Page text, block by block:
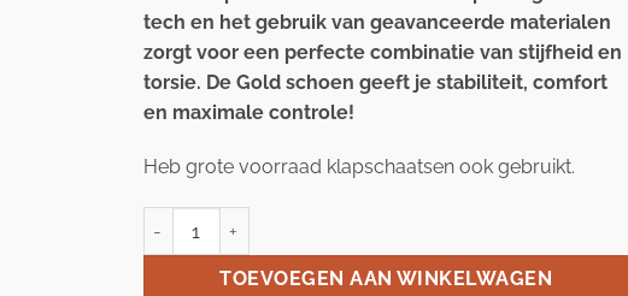
tech en het gebruik van geavanceerde materialen
zorgt voor een perfecte combinatie van stijfheid en
torsie. De Gold schoen geeft je stabiliteit, comfort
en maximale controle!
Heb grote voorraad klapschaatsen ook gebruikt.
TOEVOEGEN AAN WINKELWAGEN